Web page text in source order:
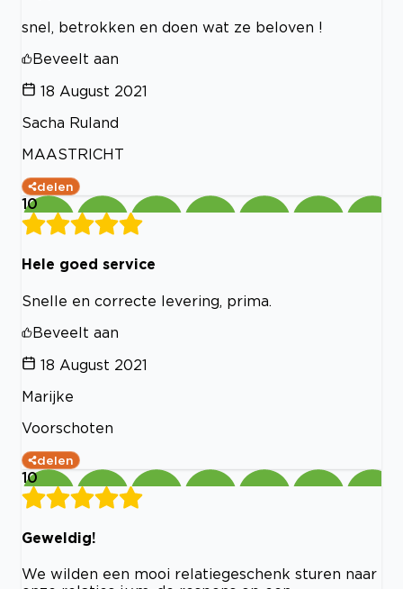
snel, betrokken en doen wat ze beloven !
Beveelt aan
18 August 2021
Sacha Ruland
MAASTRICHT
delen
10
Hele goed service
Snelle en correcte levering, prima.
Beveelt aan
18 August 2021
Marijke
Voorschoten
delen
10
Geweldig!
We wilden een mooi relatiegeschenk sturen naar